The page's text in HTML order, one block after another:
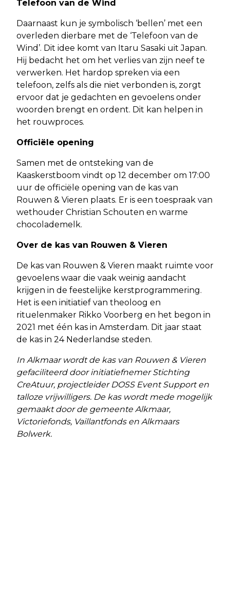
Telefoon van de Wind
Daarnaast kun je symbolisch ‘bellen’ met een
overleden dierbare met de ‘Telefoon van de
Wind’. Dit idee komt van Itaru Sasaki uit Japan.
Hij bedacht het om het verlies van zijn neef te
verwerken. Het hardop spreken via een
telefoon, zelfs als die niet verbonden is, zorgt
ervoor dat je gedachten en gevoelens onder
woorden brengt en ordent. Dit kan helpen in
het rouwproces.
Officiële opening
Samen met de ontsteking van de
Kaaskerstboom vindt op 12 december om 17:00
uur de officiële opening van de kas van
Rouwen & Vieren plaats. Er is een toespraak van
wethouder Christian Schouten en warme
chocolademelk.
Over de kas van Rouwen & Vieren
De kas van Rouwen & Vieren maakt ruimte voor
gevoelens waar die vaak weinig aandacht
krijgen in de feestelijke kerstprogrammering.
Het is een initiatief van theoloog en
rituelenmaker Rikko Voorberg en het begon in
2021 met één kas in Amsterdam. Dit jaar staat
de kas in 24 Nederlandse steden.
In Alkmaar wordt de kas van Rouwen & Vieren
gefaciliteerd door initiatiefnemer Stichting
CreAtuur, projectleider DOSS Event Support en
talloze vrijwilligers. De kas wordt mede mogelijk
gemaakt door de gemeente Alkmaar,
Victoriefonds, Vaillantfonds en Alkmaars
Bolwerk.